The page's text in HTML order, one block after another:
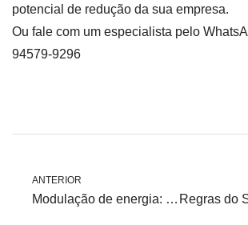
potencial de redução da sua empresa.
Ou fale com um especialista pelo
94579-9296
ANTERIOR
Modulação de energia: alinhando suprimento à curva de carga